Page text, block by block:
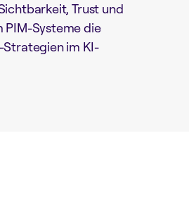
Trust und
PIM-Systeme die
im KI-